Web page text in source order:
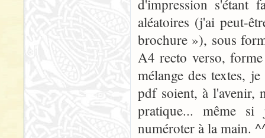
d'impression s'étant
aléatoires (j'ai peut-
brochure »), sous
A4 recto verso,
mélange des textes,
pdf soient, à l'avenir,
pratique... même
numéroter à la main.